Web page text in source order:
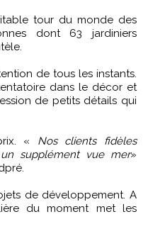
tour du monde des
dont 63 jardiniers
de tous les instants.
dans le décor et
de petits détails qui
« Nos clients fidèles
supplément vue mer»
de développement. A
du moment met les